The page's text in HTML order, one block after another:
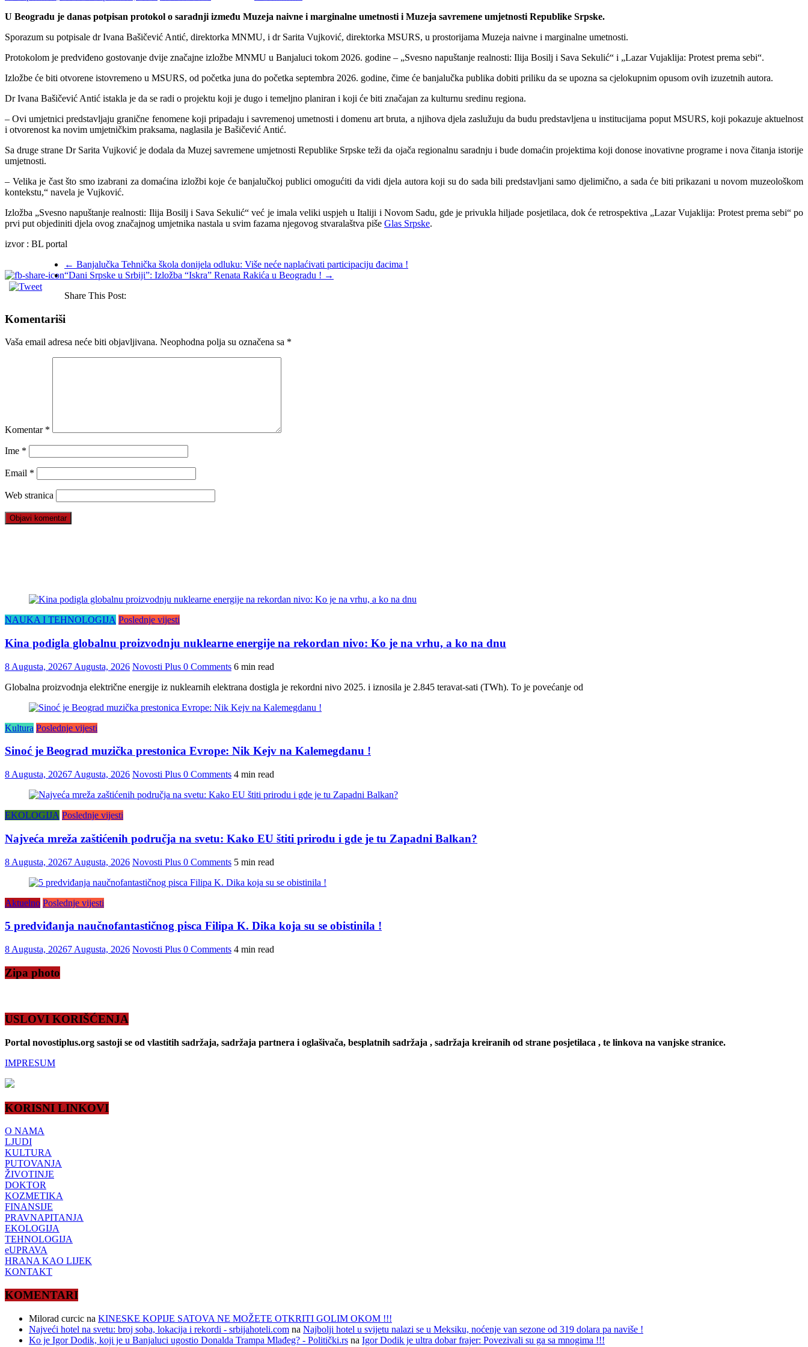
U Beogradu je danas potpisan protokol o saradnji između Muzeja naivne i marginalne umetnosti i Muzeja savremene umjetnosti Republike Srpske.
Sporazum su potpisale dr Ivana Bašičević Antić, direktorka MNMU, i dr Sarita Vujković, direktorka MSURS, u prostorijama Muzeja naivne i marginalne umetnosti.
Protokolom je predviđeno gostovanje dvije značajne izložbe MNMU u Banjaluci tokom 2026. godine – „Svesno napuštanje realnosti: Ilija Bosilj i Sava Sekulić“ i „Lazar Vujaklija: Protest prema sebi“.
Izložbe će biti otvorene istovremeno u MSURS, od početka juna do početka septembra 2026. godine, čime će banjalučka publika dobiti priliku da se upozna sa cjelokupnim opusom ovih izuzetnih autora.
Dr Ivana Bašičević Antić istakla je da se radi o projektu koji je dugo i temeljno planiran i koji će biti značajan za kulturnu sredinu regiona.
– Ovi umjetnici predstavljaju granične fenomene koji pripadaju i savremenoj umetnosti i domenu art bruta, a njihova djela zaslužuju da budu predstavljena u institucijama poput MSURS, koji pokazuje aktuelnost
i otvorenost ka novim umjetničkim praksama, naglasila je Bašičević Antić.
Sa druge strane Dr Sarita Vujković je dodala da Muzej savremene umjetnosti Republike Srpske teži da ojača regionalnu saradnju i bude domaćin projektima koji donose inovativne programe i nova čitanja istorije
umjetnosti.
– Velika je čast što smo izabrani za domaćina izložbi koje će banjalučkoj publici omogućiti da vidi djela autora koji su do sada bili predstavljani samo djelimično, a sada će biti prikazani u novom muzeološkom
kontekstu,“ navela je Vujković.
Izložba „Svesno napuštanje realnosti: Ilija Bosilj i Sava Sekulić“ već je imala veliki uspjeh u Italiji i Novom Sadu, gde je privukla hiljade posjetilaca, dok će retrospektiva „Lazar Vujaklija: Protest prema sebi“ po
prvi put objediniti djela ovog značajnog umjetnika nastala u svim fazama njegovog stvaralaštva piše Glas Srpske.
izvor : BL portal
← Banjalučka Tehnička škola donijela odluku: Više neće naplaćivati participaciju đacima !
“Dani Srpske u Srbiji”: Izložba “Iskra” Renata Rakića u Beogradu ! →
Share This Post:
Komentariši
Vaša email adresa neće biti objavljivana. Neophodna polja su označena sa *
Komentar *
Ime *
Email *
Web stranica
NAUKA I TEHNOLOGIJA Poslednje vijesti
Kina podigla globalnu proizvodnju nuklearne energije na rekordan nivo: Ko je na vrhu, a ko na dnu
8 Augusta, 20267 Augusta, 2026 Novosti Plus 0 Comments 6 min read
Globalna proizvodnja električne energije iz nuklearnih elektrana dostigla je rekordni nivo 2025. i iznosila je 2.845 teravat-sati (TWh). To je povećanje od
Kultura Poslednje vijesti
Sinoć je Beograd muzička prestonica Evrope: Nik Kejv na Kalemegdanu !
8 Augusta, 20267 Augusta, 2026 Novosti Plus 0 Comments 4 min read
EKOLOGIJA Poslednje vijesti
Najveća mreža zaštićenih područja na svetu: Kako EU štiti prirodu i gde je tu Zapadni Balkan?
8 Augusta, 20267 Augusta, 2026 Novosti Plus 0 Comments 5 min read
Aktuelno Poslednje vijesti
5 predviđanja naučnofantastičnog pisca Filipa K. Dika koja su se obistinila !
8 Augusta, 20267 Augusta, 2026 Novosti Plus 0 Comments 4 min read
Zipa photo
USLOVI KORIŠĆENJA
Portal novostiplus.org sastoji se od vlastitih sadržaja, sadržaja partnera i oglašivača, besplatnih sadržaja , sadržaja kreiranih od strane posjetilaca , te linkova na vanjske stranice.
IMPRESUM
KORISNI LINKOVI
O NAMA
LJUDI
KULTURA
PUTOVANJA
ŽIVOTINJE
DOKTOR
KOZMETIKA
FINANSIJE
PRAVNAPITANJA
EKOLOGIJA
TEHNOLOGIJA
eUPRAVA
HRANA KAO LIJEK
KONTAKT
KOMENTARI
Milorad curcic na KINESKE KOPIJE SATOVA NE MOŽETE OTKRITI GOLIM OKOM !!!
Najveći hotel na svetu: broj soba, lokacija i rekordi - srbijahoteli.com na Najbolji hotel u svijetu nalazi se u Meksiku, noćenje van sezone od 319 dolara pa naviše !
Ko je Igor Dodik, koji je u Banjaluci ugostio Donalda Trampa Mlađeg? - Politički.rs na Igor Dodik je ultra dobar frajer: Povezivali su ga sa mnogima !!!